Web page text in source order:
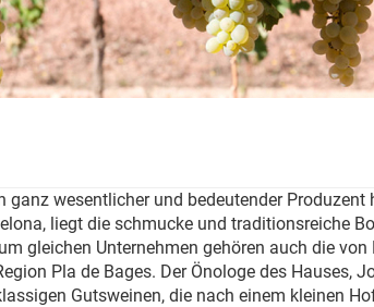
wesentlicher und bedeutender Produzent
liegt die schmucke und traditionsreiche
gleichen Unternehmen gehören auch die
Pla de Bages. Der Önologe des Hauses,
Gutsweinen, die nach einem kleinen